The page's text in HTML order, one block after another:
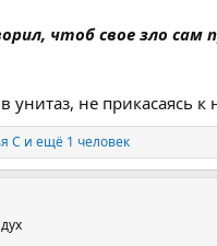
чтоб свое зло сам
унитаз, не прикасаясь к
С и ещё 1 человек